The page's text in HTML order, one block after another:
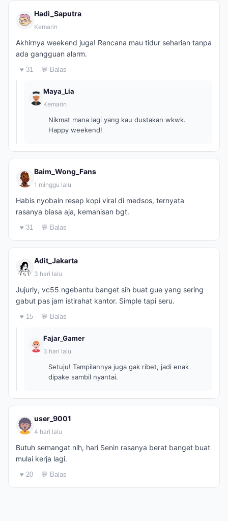
Hadi_Saputra
Kemarin
Akhirnya weekend juga! Rencana mau tidur seharian tanpa
ada gangguan alarm.
♥ 31 💬 Balas
Maya_Lia
Kemarin
Nikmat mana lagi yang kau dustakan wkwk.
Happy weekend!
Baim_Wong_Fans
1 minggu lalu
Habis nyobain resep kopi viral di medsos, ternyata
rasanya biasa aja, kemanisan bgt.
♥ 31 💬 Balas
Adit_Jakarta
3 hari lalu
Jujurly, vc55 ngebantu banget sih buat gue yang sering
gabut pas jam istirahat kantor. Simple tapi seru.
♥ 15 💬 Balas
Fajar_Gamer
3 hari lalu
Setuju! Tampilannya juga gak ribet, jadi enak
dipake sambil nyantai.
user_9001
4 hari lalu
Butuh semangat nih, hari Senin rasanya berat banget buat
mulai kerja lagi.
♥ 20 💬 Balas